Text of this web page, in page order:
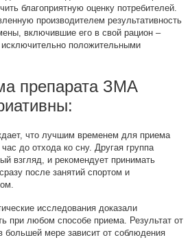
благоприятную оценку потребителей.
производителем результативность
включившие его в свой рацион –
положительными
препарата ЗМА
что лучшим временем для приема
до отхода ко сну. Другая группа
взгляд, и рекомендует принимать
после занятий спортом и
исследования доказали
при любом способе приема. Результат от
большей мере зависит от соблюдения